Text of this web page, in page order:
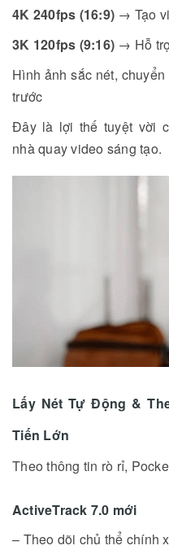
4K 240fps (16:9) → Tạo
3K 120fps (9:16) → Hỗ
Hình ảnh sắc nét,
trước
Đây là lợi thế tuyệt vời
nhà quay video sáng tạo.
Lấy Nét Tự Động &
Tiến Lớn
Theo thông tin rò rỉ,
ActiveTrack 7.0 mới
– Theo dõi chủ thể chính